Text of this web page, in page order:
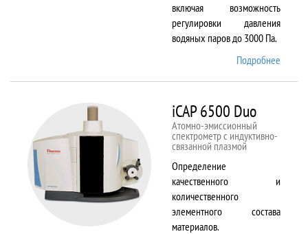
включая возможность
регулировки давления
водяных паров до 3000 Па.
Подробнее
iCAP 6500 Duo
Атомно-эмиссионный
спектрометр с индуктивно-
связанной плазмой
Определение
качественного и
количественного
элементного состава
материалов.